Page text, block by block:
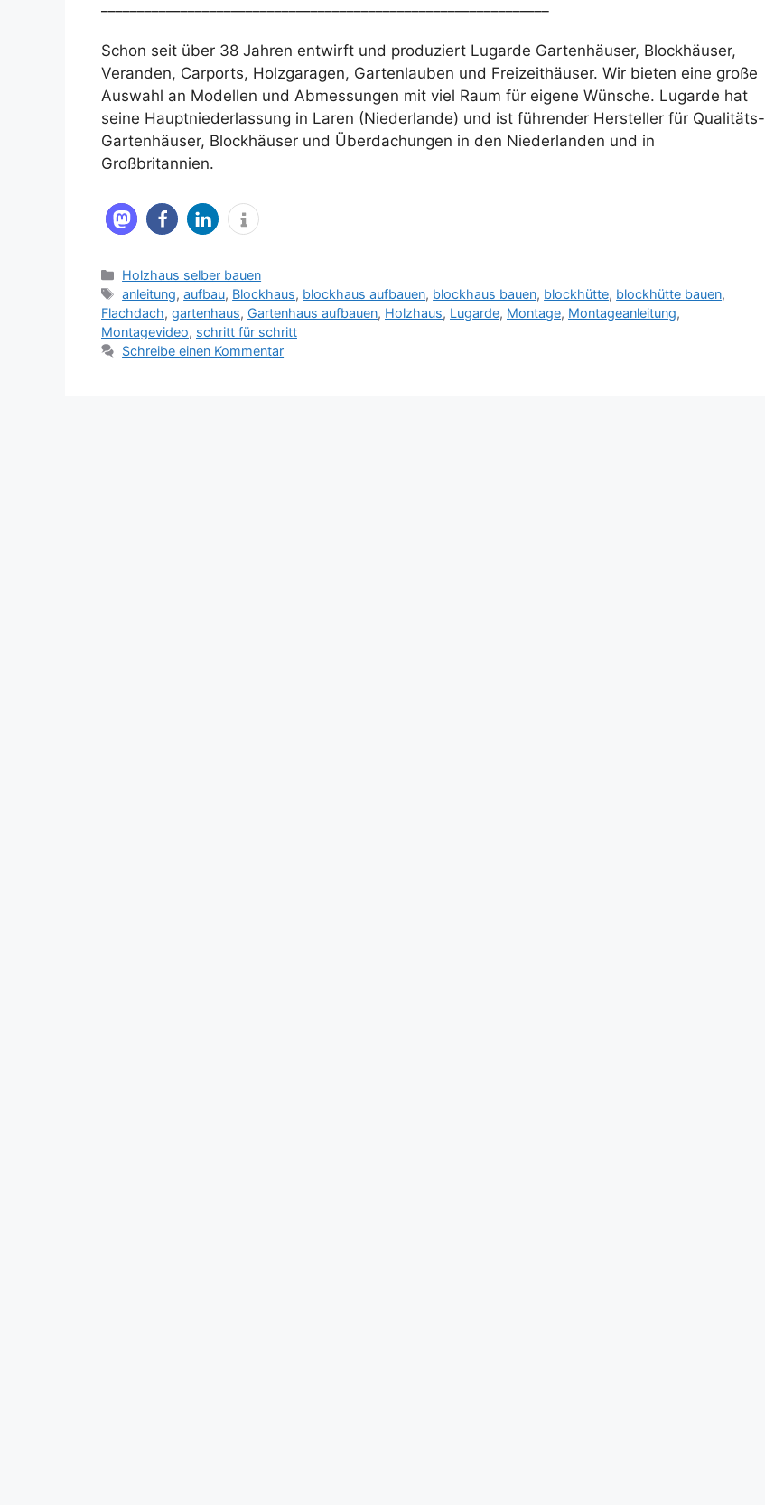
Schon seit über 38 Jahren entwirft und produziert Lugarde Gartenhäuser, Blockhäuser,
Veranden, Carports, Holzgaragen, Gartenlauben und Freizeithäuser. Wir bieten eine große
Auswahl an Modellen und Abmessungen mit viel Raum für eigene Wünsche. Lugarde hat
seine Hauptniederlassung in Laren (Niederlande) und ist führender Hersteller für Qualitäts-
Gartenhäuser, Blockhäuser und Überdachungen in den Niederlanden und in
Großbritannien.
Kategorien
Holzhaus selber bauen
Schlagwörter
anleitung,aufbau, Blockhaus, blockhaus aufbauen, blockhaus bauen, blockhütte, blockhütte bauen,
Flachdach, gartenhaus, Gartenhaus aufbauen, Holzhaus, Lugarde, Montage, Montageanleitung,
Montagevideo, schritt für schritt
Schreibe einen Kommentar